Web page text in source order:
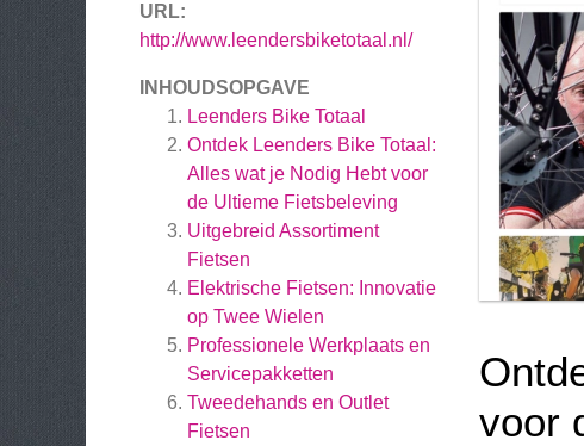
URL:
http://www.leendersbiketotaal.nl/
INHOUDSOPGAVE
Leenders Bike Totaal
Ontdek Leenders Bike Totaal:
Alles wat je Nodig Hebt voor
de Ultieme Fietsbeleving
Uitgebreid Assortiment
Fietsen
Elektrische Fietsen: Innovatie
op Twee Wielen
Professionele Werkplaats en
Servicepakketten
Tweedehands en Outlet
Fietsen
voor